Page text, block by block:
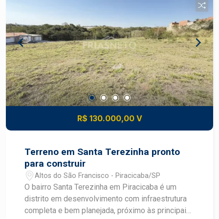
constante de comércio e residências novas, boa
perspectiva de ganho patrimonial Conveniência:
proximidade de escolas, supermercados,
transportes, serviços e lazer comunitário
Construa o imóvel dos seus sonhos com
segurança e excelente potencial de valorização.
Construa seu futuro com quem é agente de
desenvolvimento do mercado imobiliário de
Piracicaba. Agende sua visita.
R$ 130.000,00 V
Terreno em Santa Terezinha pronto
para construir
Altos do São Francisco - Piracicaba/SP
O bairro Santa Terezinha em Piracicaba é um
distrito em desenvolvimento com infraestrutura
completa e bem planejada, próximo às principais